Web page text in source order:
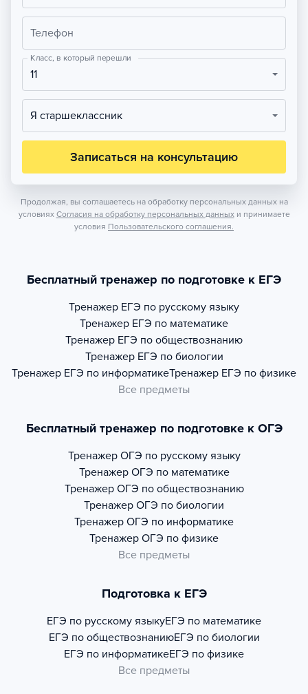
Телефон
Класс, в который перешли
11
Я старшеклассник
Записаться на консультацию
Продолжая, вы соглашаетесь на обработку персональных данных на
условиях Согласия на обработку персональных данных и принимаете
условия Пользовательского соглашения.
Бесплатный тренажер по подготовке к ЕГЭ
Тренажер ЕГЭ по русскому языку
Тренажер ЕГЭ по математике
Тренажер ЕГЭ по обществознанию
Тренажер ЕГЭ по биологии
Тренажер ЕГЭ по информатикеТренажер ЕГЭ по физике
Все предметы
Бесплатный тренажер по подготовке к ОГЭ
Тренажер ОГЭ по русскому языку
Тренажер ОГЭ по математике
Тренажер ОГЭ по обществознанию
Тренажер ОГЭ по биологии
Тренажер ОГЭ по информатике
Тренажер ОГЭ по физике
Все предметы
Подготовка к ЕГЭ
ЕГЭ по русскому языкуЕГЭ по математике
ЕГЭ по обществознаниюЕГЭ по биологии
ЕГЭ по информатикеЕГЭ по физике
Все предметы